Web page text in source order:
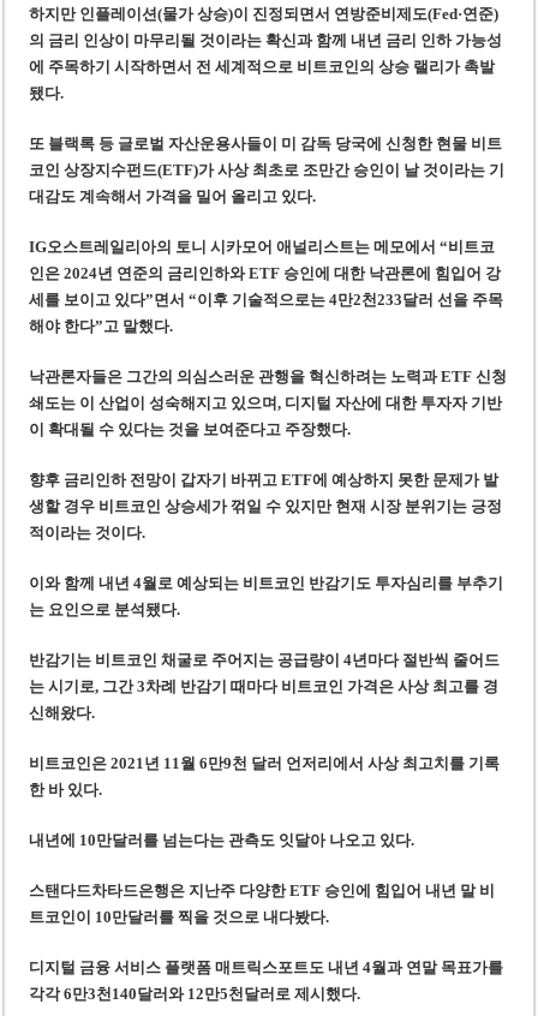
하지만 인플레이션(물가 상승)이 진정되면서 연방준비제도(Fed·연준)
의 금리 인상이 마무리될 것이라는 확신과 함께 내년 금리 인하 가능성
에 주목하기 시작하면서 전 세계적으로 비트코인의 상승 랠리가 촉발
됐다.
또 블랙록 등 글로벌 자산운용사들이 미 감독 당국에 신청한 현물 비트
코인 상장지수펀드(ETF)가 사상 최초로 조만간 승인이 날 것이라는 기
대감도 계속해서 가격을 밀어 올리고 있다.
IG오스트레일리아의 토니 시카모어 애널리스트는 메모에서 “비트코
인은 2024년 연준의 금리인하와 ETF 승인에 대한 낙관론에 힘입어 강
세를 보이고 있다”면서 “이후 기술적으로는 4만2천233달러 선을 주목
해야 한다”고 말했다.
낙관론자들은 그간의 의심스러운 관행을 혁신하려는 노력과 ETF 신청
쇄도는 이 산업이 성숙해지고 있으며, 디지털 자산에 대한 투자자 기반
이 확대될 수 있다는 것을 보여준다고 주장했다.
향후 금리인하 전망이 갑자기 바뀌고 ETF에 예상하지 못한 문제가 발
생할 경우 비트코인 상승세가 꺾일 수 있지만 현재 시장 분위기는 긍정
적이라는 것이다.
이와 함께 내년 4월로 예상되는 비트코인 반감기도 투자심리를 부추기
는 요인으로 분석됐다.
반감기는 비트코인 채굴로 주어지는 공급량이 4년마다 절반씩 줄어드
는 시기로, 그간 3차례 반감기 때마다 비트코인 가격은 사상 최고를 경
신해왔다.
비트코인은 2021년 11월 6만9천 달러 언저리에서 사상 최고치를 기록
한 바 있다.
내년에 10만달러를 넘는다는 관측도 잇달아 나오고 있다.
스탠다드차타드은행은 지난주 다양한 ETF 승인에 힘입어 내년 말 비
트코인이 10만달러를 찍을 것으로 내다봤다.
디지털 금융 서비스 플랫폼 매트릭스포트도 내년 4월과 연말 목표가를
각각 6만3천140달러와 12만5천달러로 제시했다.